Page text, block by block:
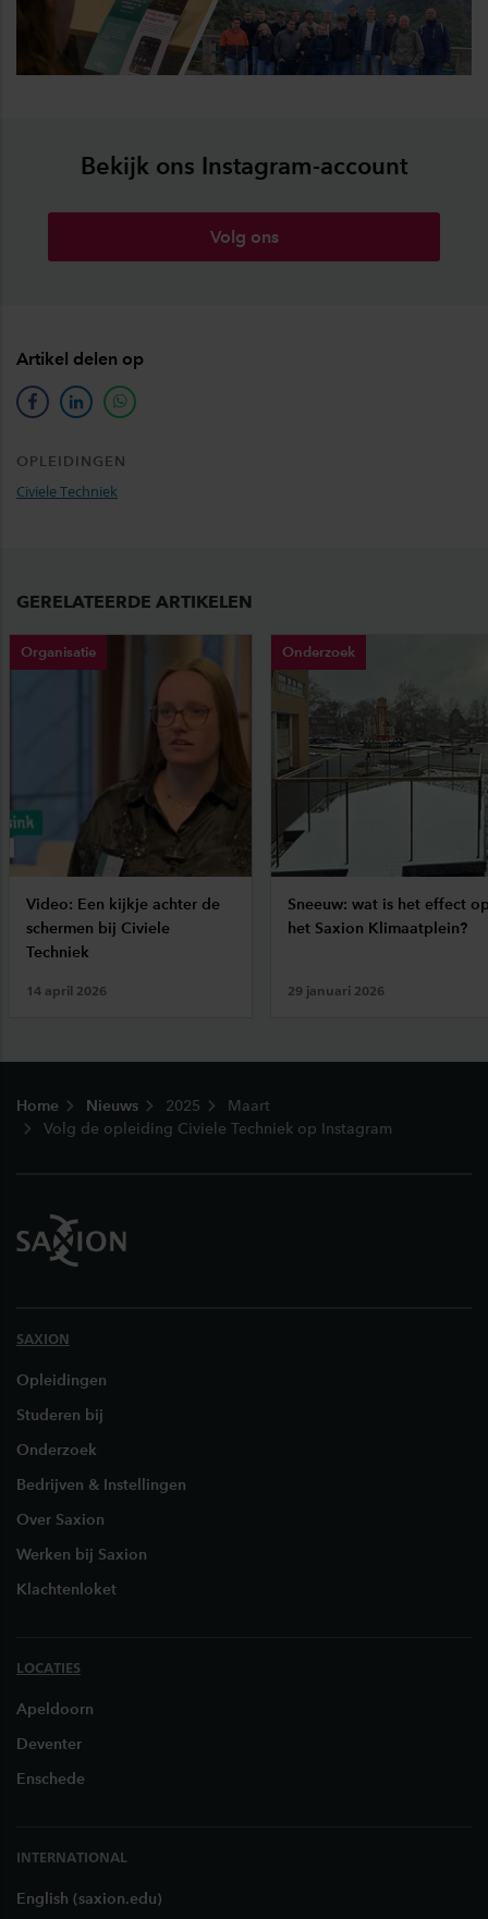
Bekijk ons Instagram-account
Volg ons
Artikel delen op
facebooklinkedinwhatsapp
OPLEIDINGEN
Civiele Techniek
GERELATEERDE ARTIKELEN
Organisatie
Video: Een kijkje achter de
schermen bij Civiele
Techniek
14 april 2026
Onderzoek
Sneeuw: wat is het effect
het Saxion Klimaatplein?
29 januari 2026
Home Nieuws 2025
Maart
Volg de opleiding Civiele Techniek op Instagram
SAXION
Opleidingen
Studeren bij
Onderzoek
Bedrijven & Instellingen
Over Saxion
Werken bij Saxion
Klachtenloket
LOCATIES
Apeldoorn
Deventer
Enschede
INTERNATIONAL
English (saxion.edu)